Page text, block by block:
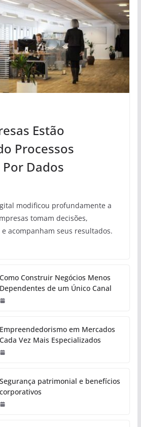
Estão
Processos
Dados
modificou profundamente a
tomam decisões,
acompanham seus resultados.
Como Construir Negócios Menos
Dependentes de um Único Canal
Empreendedorismo em Mercados
Cada Vez Mais Especializados
Segurança patrimonial e benefícios
corporativos